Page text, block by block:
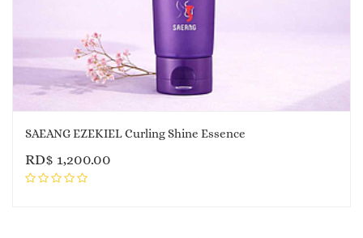
SAEANG EZEKIEL Curling Shine Essence
RD$ 1,200.00